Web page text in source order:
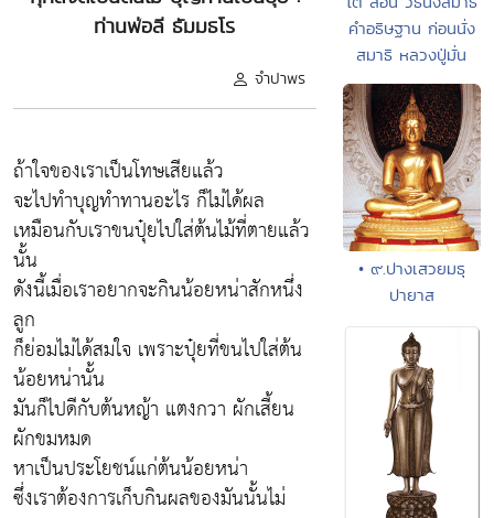
ท่านพ่อลี ธัมมธโร
จำปาพร
ถ้าใจของเราเป็นโทษเสียแล้ว
จะไปทำบุญทำทานอะไร ก็ไม่ได้ผล
เหมือนกับเราขนปุ๋ยไปใส่ต้นไม้ที่ตายแล้ว
นั้น
ดังนี้เมื่อเราอยากจะกินน้อยหน่าสักหนึ่ง
ลูก
ก็ย่อมไม่ได้สมใจ เพราะปุ๋ยที่ขนไปใส่ต้น
น้อยหน่านั้น
มันก็ไปดีกับต้นหญ้า แตงกวา ผักเสี้ยน
ผักขมหมด
หาเป็นประโยชน์แก่ต้นน้อยหน่า
ซึ่งเราต้องการเก็บกินผลของมันนั้นไม่
คําอธิษฐาน ก่อนนั่ง
สมาธิ หลวงปู่มั่น
• ๙.ปางเสวยมธุ
ปายาส